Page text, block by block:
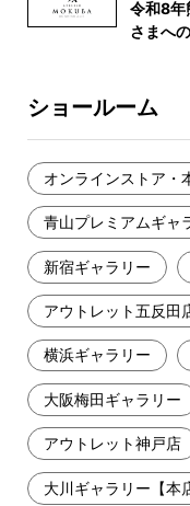
令和8年
さまへ
ショールーム
オンラインストア・
青山プレミアムギャ
新宿ギャラリー
アウトレット五反田
横浜ギャラリー
大阪梅田ギャラリー
アウトレット神戸店
大川ギャラリー【本